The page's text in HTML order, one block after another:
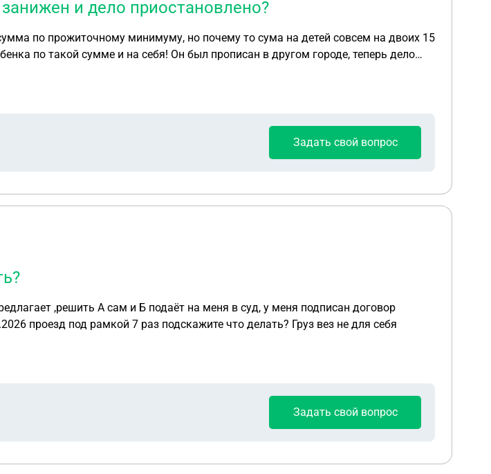
и дело приостановлено?
по прожиточному минимуму, но почему то сума на детей совсем на двоих 15
прописан в другом городе, теперь дело
что дело отправили по месту регистрации! Но алиментов нет !
Задать свой вопрос
проезд под рамкой 7 раз подскажите что делать? Груз вез не для себя
Задать свой вопрос